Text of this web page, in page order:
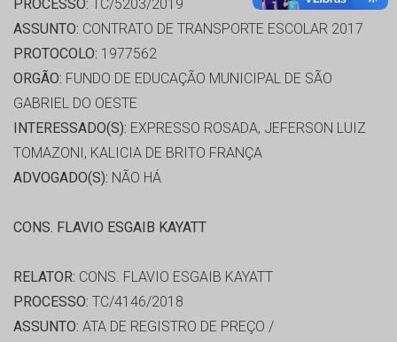
PROCESSO: TC/5203/2019
ASSUNTO: CONTRATO DE TRANSPORTE ESCOLAR 2017
PROTOCOLO: 1977562
ORGÃO: FUNDO DE EDUCAÇÃO MUNICIPAL DE SÃO
GABRIEL DO OESTE
INTERESSADO(S): EXPRESSO ROSADA, JEFERSON LUIZ
TOMAZONI, KALICIA DE BRITO FRANÇA
ADVOGADO(S): NÃO HÁ
CONS. FLAVIO ESGAIB KAYATT
RELATOR: CONS. FLAVIO ESGAIB KAYATT
PROCESSO: TC/4146/2018
ASSUNTO: ATA DE REGISTRO DE PREÇO /